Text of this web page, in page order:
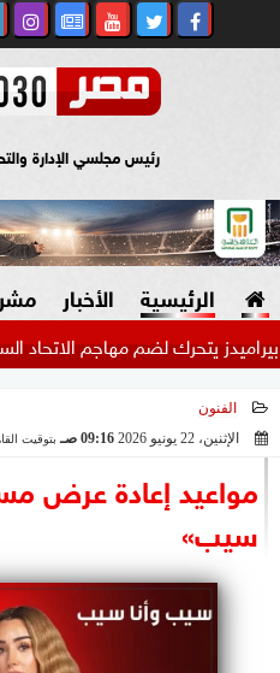
رئيس مجلسي الإدارة
الرئيسية الأخبار
السياسة
الرئاسة
البرلمان
الوزارات
الأحزاب
الفنون
الإثنين، 22 يونيو 2026
09:16 صـ بتوقيت
مواعيد إعادة عرض
سيب»